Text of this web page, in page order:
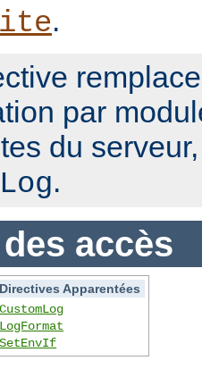
.
par
du
.
accès
Directives Apparentées
CustomLog
LogFormat
SetEnvIf